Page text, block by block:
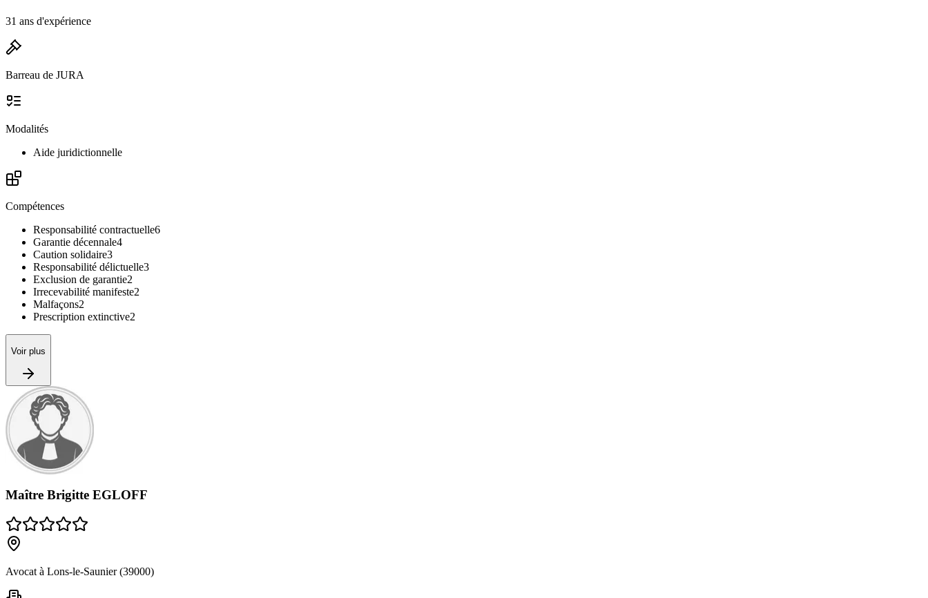
31 ans d'expérience
Barreau de JURA
Modalités
Aide juridictionnelle
Compétences
Responsabilité contractuelle6
Garantie décennale4
Caution solidaire3
Responsabilité délictuelle3
Exclusion de garantie2
Irrecevabilité manifeste2
Malfaçons2
Prescription extinctive2
Voir plus
Maître Brigitte EGLOFF
Avocat à Lons-le-Saunier (39000)